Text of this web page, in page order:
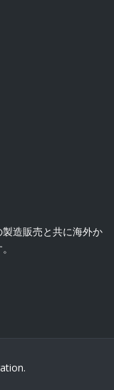
造販売と共に海外か